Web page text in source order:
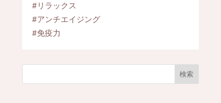
#リラックス
#アンチエイジング
#免疫力
検索